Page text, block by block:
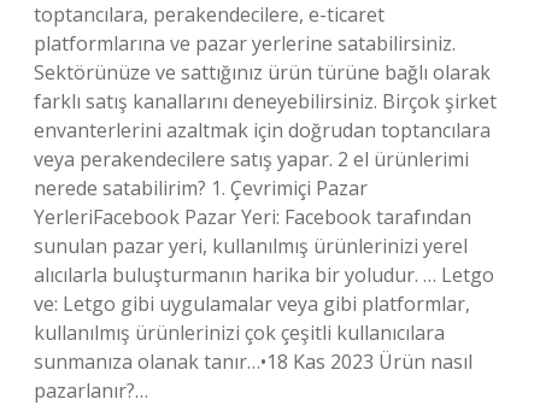
toptancılara, perakendecilere, e-ticaret
platformlarına ve pazar yerlerine satabilirsiniz.
Sektörünüze ve sattığınız ürün türüne bağlı olarak
farklı satış kanallarını deneyebilirsiniz. Birçok şirket
envanterlerini azaltmak için doğrudan toptancılara
veya perakendecilere satış yapar. 2 el ürünlerimi
nerede satabilirim? 1. Çevrimiçi Pazar
YerleriFacebook Pazar Yeri: Facebook tarafından
sunulan pazar yeri, kullanılmış ürünlerinizi yerel
alıcılarla buluşturmanın harika bir yoludur. … Letgo
ve: Letgo gibi uygulamalar veya gibi platformlar,
kullanılmış ürünlerinizi çok çeşitli kullanıcılara
sunmanıza olanak tanır…•18 Kas 2023 Ürün nasıl
pazarlanır?…